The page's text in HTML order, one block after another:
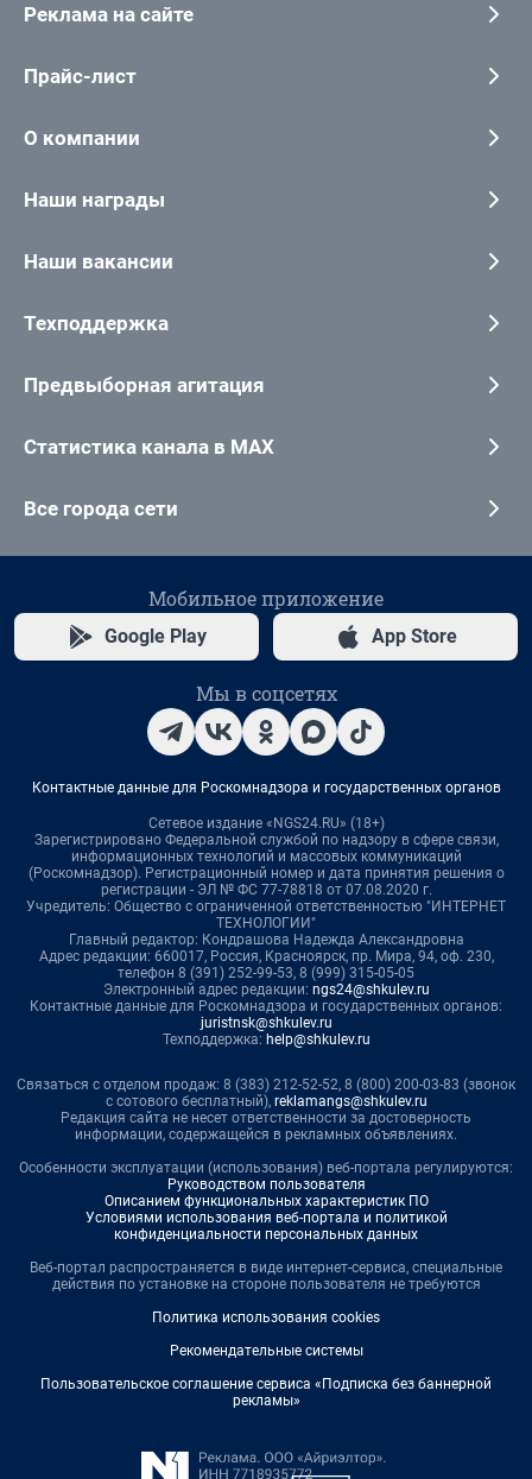
Реклама на сайте
Прайс-лист
О компании
Наши награды
Наши вакансии
Техподдержка
Предвыборная агитация
Статистика канала в MAX
Все города сети
Мобильное приложение
Google Play App Store
Мы в соцсетях
Контактные данные для Роскомнадзора и государственных органов
Сетевое издание «NGS24.RU» (18+)
Зарегистрировано Федеральной службой по надзору в сфере связи,
информационных технологий и массовых коммуникаций
(Роскомнадзор). Регистрационный номер и дата принятия решения о
регистрации - ЭЛ № ФС 77-78818 от 07.08.2020 г.
Учредитель: Общество с ограниченной ответственностью "ИНТЕРНЕТ
ТЕХНОЛОГИИ"
Главный редактор: Кондрашова Надежда Александровна
Адрес редакции: 660017, Россия, Красноярск, пр. Мира, 94, оф. 230,
телефон 8 (391) 252-99-53, 8 (999) 315-05-05
Электронный адрес редакции: ngs24@shkulev.ru
Контактные данные для Роскомнадзора и государственных органов:
juristnsk@shkulev.ru
Техподдержка: help@shkulev.ru
Связаться с отделом продаж: 8 (383) 212-52-52, 8 (800) 200-03-83 (звонок
с сотового бесплатный), reklamangs@shkulev.ru
Редакция сайта не несет ответственности за достоверность
информации, содержащейся в рекламных объявлениях.
Особенности эксплуатации (использования) веб-портала регулируются:
Руководством пользователя
Описанием функциональных характеристик ПО
Условиями использования веб-портала и политикой
конфиденциальности персональных данных
Веб-портал распространяется в виде интернет-сервиса, специальные
действия по установке на стороне пользователя не требуются
Политика использования cookies
Рекомендательные системы
Пользовательское соглашение сервиса «Подписка без баннерной
рекламы»